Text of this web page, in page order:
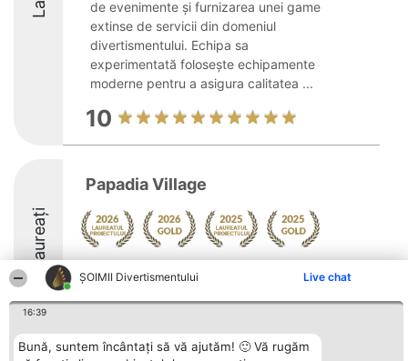
ŞOIMII Divertismentului Live chat
16:39
Bună, suntem încântați să vă ajutăm! 🙂 Vă rugăm
de evenimente și furnizarea unei game
extinse de servicii din domeniul
divertismentului. Echipa sa
experimentată folosește echipamente
moderne pentru a asigura calitatea ...
10
Laureați
Papadia Village
9.6